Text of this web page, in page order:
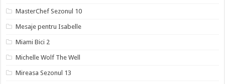
MasterChef Sezonul 10
Mesaje pentru Isabelle
Miami Bici 2
Michelle Wolf The Well
Mireasa Sezonul 13